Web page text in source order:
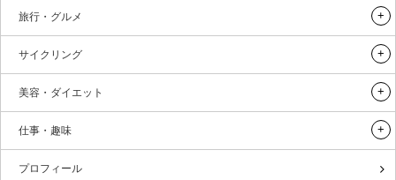
旅行・グルメ
サイクリング
美容・ダイエット
仕事・趣味
プロフィール